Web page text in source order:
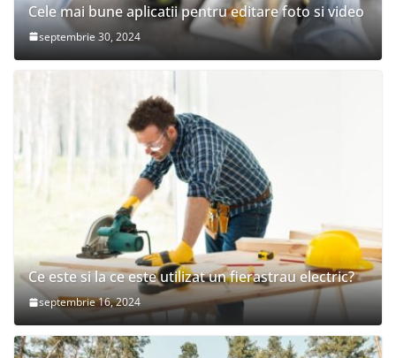
Cele mai bune aplicatii pentru editare foto si video
septembrie 30, 2024
Ce este si la ce este utilizat un fierastrau electric?
septembrie 16, 2024